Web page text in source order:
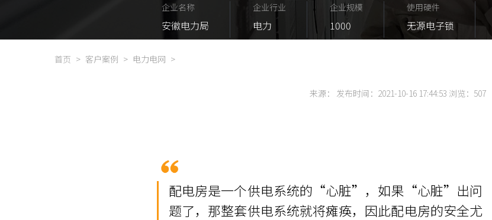
企业名称
安徽电力局
企业行业
电力
企业规模
1000
使用硬件
无源电子锁
首页 > 客户案例 > 电力电网 >
来源： 发布时间：2021-10-16 17:44:53 浏览： 507
配电房是一个供电系统的“心脏”，如果“心脏”出问
题了，那整套供电系统就将瘫痪，因此配电房的安全尤